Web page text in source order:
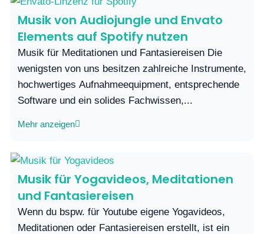
Musik von Audiojungle und Envato
Elements auf Spotify nutzen
Musik für Meditationen und Fantasiereisen Die
wenigsten von uns besitzen zahlreiche Instrumente,
hochwertiges Aufnahmeequipment, entsprechende
Software und ein solides Fachwissen,...
Mehr anzeigen
Musik für Yogavideos, Meditationen
und Fantasiereisen
Wenn du bspw. für Youtube eigene Yogavideos,
Meditationen oder Fantasiereisen erstellt, ist ein